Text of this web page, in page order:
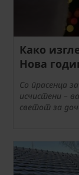
Како
Нова
Со прасенца
исчистени –
светот за